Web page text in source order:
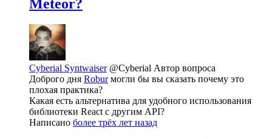
Meteor?
Cyberial Syntwaiser @Cyberial Автор вопроса
Доброго дня Roburмогли бы вы сказать почему это
плохая практика?
Какая есть альтернатива для удобного использования
библиотеки React с другим API?
Написано более трёх лет назад